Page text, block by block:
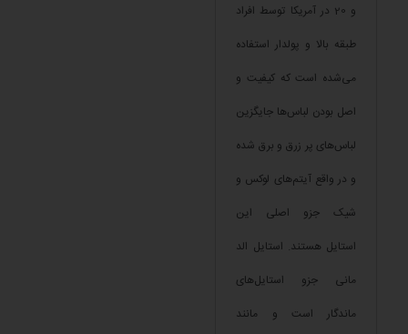
و 20 در آمریکا توسط افراد
طبقه بالا و پولدار استفاده
می‌شده است که کیفیت و
اصل بودن لباس‌ها جایگزین
لباس‎‌های پر زرق و برق شده
و در واقع آیتم‌های لوکس و
شیک جزو اصلی این
استایل هستند. استایل الد
مانی جزو استایل‌های
ماندگار است و مانند